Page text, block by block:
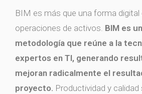
BIM es más que una forma
operaciones de activos. BIM es
metodología que reúne a la
expertos en TI, generando
mejoran radicalmente el
proyecto. Productividad y calidad